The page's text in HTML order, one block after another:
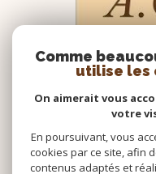
Comme
utilise les
On aimerait vous
votre
En poursuivant, vous
cookies par ce site, afin
contenus adaptés et